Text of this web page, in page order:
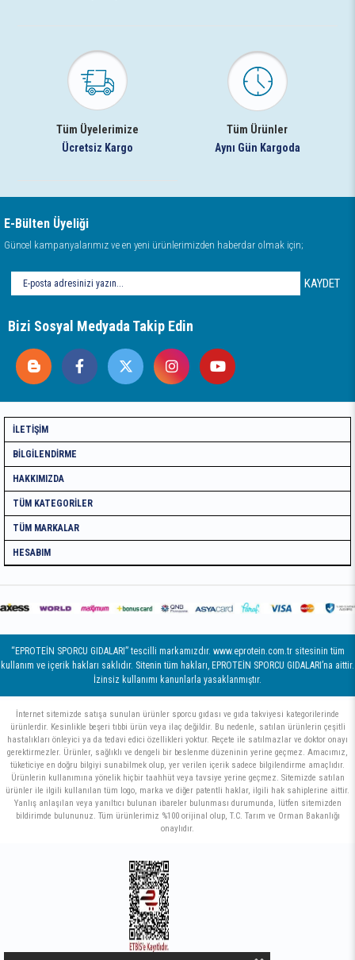
Tüm Üyelerimize
Ücretsiz Kargo
Tüm Ürünler
Aynı Gün Kargoda
E-Bülten Üyeliği
Güncel kampanyalarımız ve en yeni ürünlerimizden haberdar olmak için;
KAYDET
Bizi Sosyal Medyada Takip Edin
İLETIŞIM
BILGILENDIRME
HAKKIMIZDA
TÜM KATEGORILER
TÜM MARKALAR
HESABIM
“EPROTEİN SPORCU GIDALARI” tescilli markamızdır. www.eprotein.com.tr sitesinin tüm
kullanım ve içerik hakları saklıdır. Sitenin tüm hakları, EPROTEİN SPORCU GIDALARI’na aittir.
İzinsiz kullanımı kanunlarla yasaklanmıştır.
İnternet sitemizde satışa sunulan ürünler sporcu gıdası ve gıda takviyesi kategorilerinde
ürünlerdir. Kesinlikle beşeri tıbbi ürün veya ilaç değildir. Bu nedenle, satılan ürünlerin çeşitli
hastalıkları önleyici ya da tedavi edici özellikleri yoktur. Reçete ile satılmazlar ve doktor onayı
gerektirmezler. Ürünler, sağlıklı ve dengeli bir beslenme düzeninin yerine geçmez. Amacımız,
tüketiciye en doğru bilgiyi sunabilmek olup, yer verilen içerik sadece bilgilendirme amaçlıdır.
Ürünlerin kullanımına yönelik hiçbir taahhüt veya tavsiye yerine geçmez. Sitemizde satılan
ürünler ile ilgili kullanılan tüm logo, marka ve diğer patentli haklar, ilgili hak sahiplerine aittir.
Yanlış anlaşılan veya yanıltıcı bulunan ibareler bulunması durumunda, lütfen sitemizden
bildirimde bulununuz. Tüm ürünlerimiz %100 orijinal olup, T.C. Tarım ve Orman Bakanlığı
onaylıdır.